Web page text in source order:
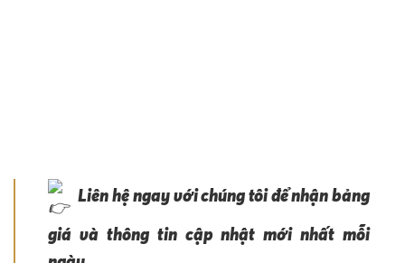
Liên hệ ngay với chúng tôi để nhận bảng
giá và thông tin cập nhật mới nhất mỗi